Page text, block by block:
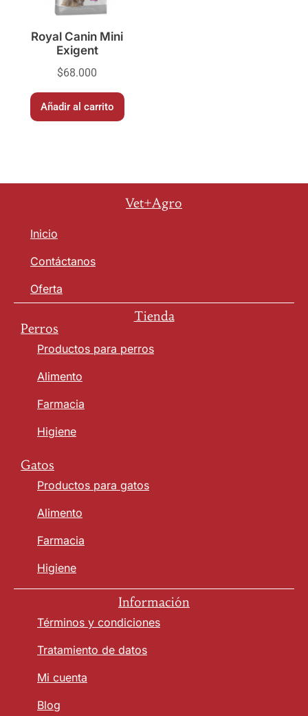
Royal Canin Mini
Exigent
$68.000
Añadir al carrito
Vet+Agro
Inicio
Contáctanos
Oferta
Tienda
Perros
Productos para perros
Alimento
Farmacia
Higiene
Gatos
Productos para gatos
Alimento
Farmacia
Higiene
Información
Términos y condiciones
Tratamiento de datos
Mi cuenta
Blog